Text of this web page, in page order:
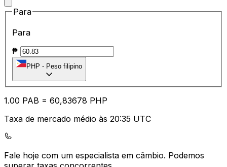
Para
Para
₱
PHP - Peso filipino
1.00 PAB = 60,83678 PHP
Taxa de mercado médio às 20:35 UTC
Fale hoje com um especialista em câmbio. Podemos